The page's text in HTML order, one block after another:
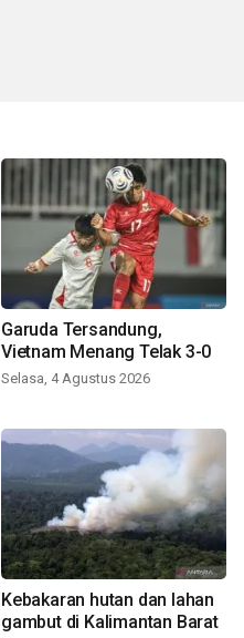
Garuda Tersandung,
Vietnam Menang Telak 3-0
Selasa, 4 Agustus 2026
Kebakaran hutan dan lahan
gambut di Kalimantan Barat